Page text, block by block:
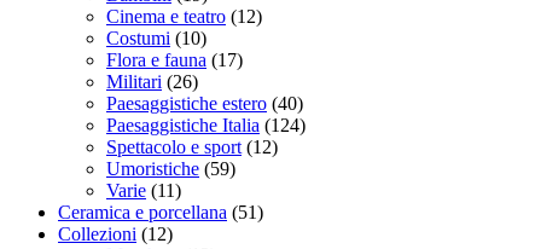
Cinema e teatro (12)
Costumi (10)
Flora e fauna (17)
Militari (26)
Paesaggistiche estero (40)
Paesaggistiche Italia (124)
Spettacolo e sport (12)
Umoristiche (59)
Varie (11)
Ceramica e porcellana (51)
Collezioni (12)